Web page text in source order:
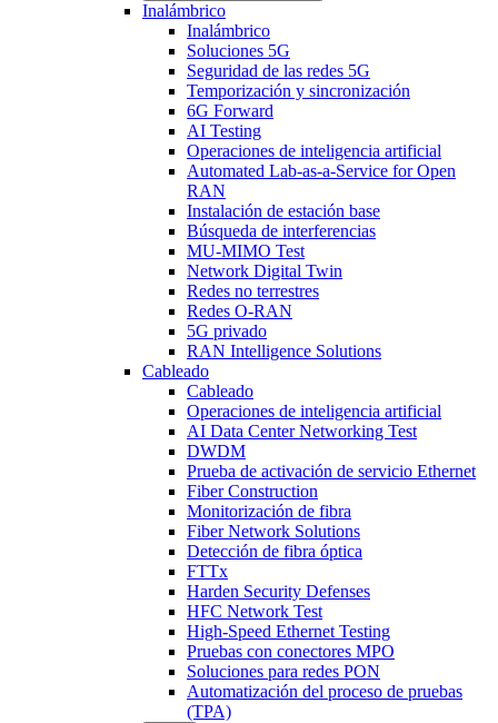
Inalámbrico
Inalámbrico
Soluciones 5G
Seguridad de las redes 5G
Temporización y sincronización
6G Forward
AI Testing
Operaciones de inteligencia artificial
Automated Lab-as-a-Service for Open
RAN
Instalación de estación base
Búsqueda de interferencias
MU-MIMO Test
Network Digital Twin
Redes no terrestres
Redes O-RAN
5G privado
RAN Intelligence Solutions
Cableado
Cableado
Operaciones de inteligencia artificial
AI Data Center Networking Test
DWDM
Prueba de activación de servicio Ethernet
Fiber Construction
Monitorización de fibra
Fiber Network Solutions
Detección de fibra óptica
FTTx
Harden Security Defenses
HFC Network Test
High-Speed Ethernet Testing
Pruebas con conectores MPO
Soluciones para redes PON
Automatización del proceso de pruebas
(TPA)